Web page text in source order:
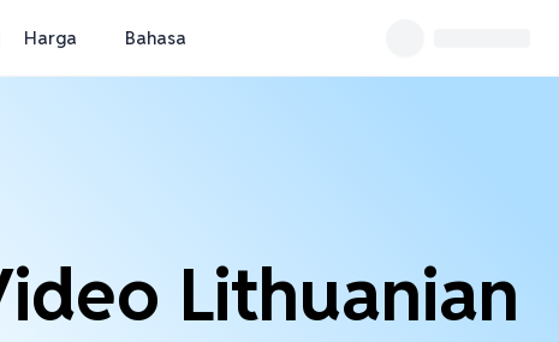
Harga Bahasa
Lithuanian